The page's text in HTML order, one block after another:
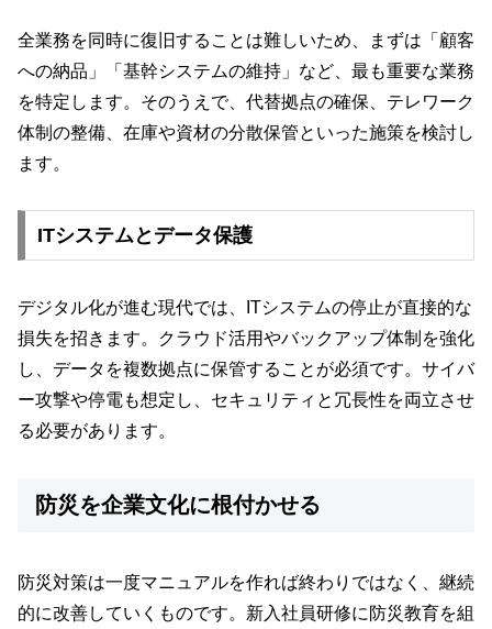
全業務を同時に復旧することは難しいため、まずは「顧客
への納品」「基幹システムの維持」など、最も重要な業務
を特定します。そのうえで、代替拠点の確保、テレワーク
体制の整備、在庫や資材の分散保管といった施策を検討し
ます。
ITシステムとデータ保護
デジタル化が進む現代では、ITシステムの停止が直接的な
損失を招きます。クラウド活用やバックアップ体制を強化
し、データを複数拠点に保管することが必須です。サイバ
ー攻撃や停電も想定し、セキュリティと冗長性を両立させ
る必要があります。
防災を企業文化に根付かせる
防災対策は一度マニュアルを作れば終わりではなく、継続
的に改善していくものです。新入社員研修に防災教育を組